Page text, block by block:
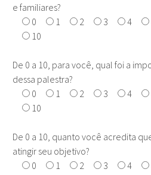
e familiares?
0
1 2 3 4
10
De 0 a 10, para você, qual foi a
dessa palestra?
0
1 2 3 4
10
De 0 a 10, quanto você acredita
atingir seu objetivo?
0
1 2 3 4